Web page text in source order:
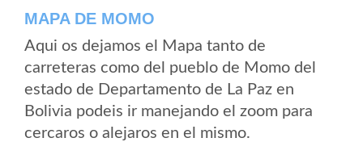
MAPA DE MOMO
Aqui os dejamos el Mapa tanto de
carreteras como del pueblo de Momo del
estado de Departamento de La Paz en
Bolivia podeis ir manejando el zoom para
cercaros o alejaros en el mismo.